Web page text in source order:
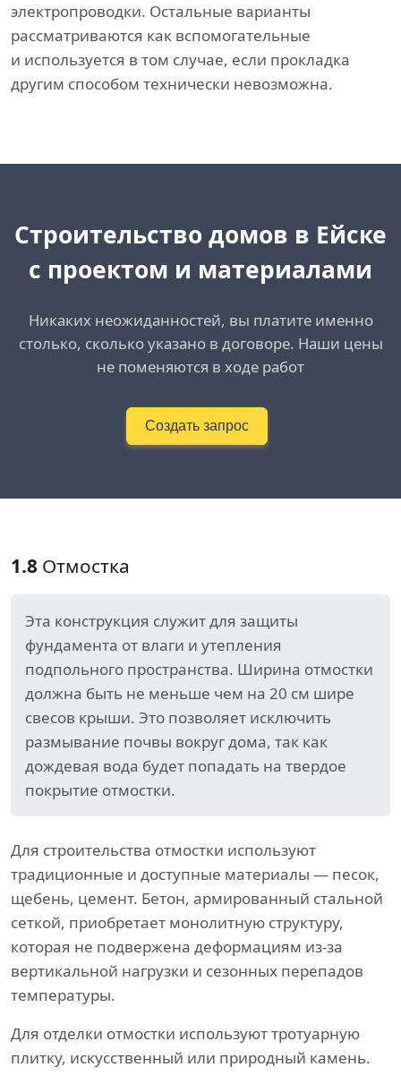
электропроводки. Остальные варианты
рассматриваются как вспомогательные
и используется в том случае, если прокладка
другим способом технически невозможна.
Cтроительство домов в Ейске
с проектом и материалами
Никаких неожиданностей, вы платите именно
столько, сколько указано в договоре. Наши цены
не поменяются в ходе работ
Создать запрос
1.8 Отмостка
Эта конструкция служит для защиты
фундамента от влаги и утепления
подпольного пространства. Ширина отмостки
должна быть не меньше чем на 20 см шире
свесов крыши. Это позволяет исключить
размывание почвы вокруг дома, так как
дождевая вода будет попадать на твердое
покрытие отмостки.
Для строительства отмостки используют
традиционные и доступные материалы — песок,
щебень, цемент. Бетон, армированный стальной
сеткой, приобретает монолитную структуру,
которая не подвержена деформациям из-за
вертикальной нагрузки и сезонных перепадов
температуры.
Для отделки отмостки используют тротуарную
плитку, искусственный или природный камень.